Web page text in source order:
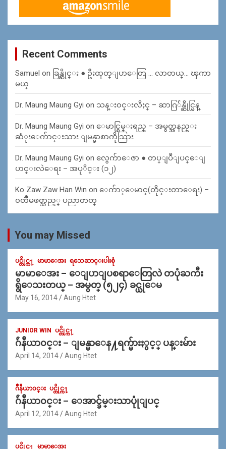
Recent Comments
Samuel on ခြန္ဆိုင္း ● ဦးထုတ္ျပာေတြ … လာတယ္… ၾကာ
မယ္
Dr. Maung Maung Gyi on သန္း၀င္းလိႈင္ – ဆာဂြ်န္ဆိုင္မြန္
Dr. Maung Maung Gyi on ေမာင္စြမ္းရည္ – အမွတ္အနည္း
ဆံုးေက်ာင္းသား ျမန္မာစာကိုသြား
Dr. Maung Maung Gyi on လွေက်ာေဇာ ● တပ္ျပဳျပင္ေျ
ပာင္းလဲေရး – အပုိင္း (၁၂)
Ko Zaw Zaw Han Win on ေက်ာ္ေမာင္(တိုင္းတာေရး) –
၀တၳဳမဖတ္သည့္ ပညာတတ္
You may Missed
ပင္တိုင္က႑ မာမာေအး ရသေဆာင္းပါးစုံ
မာမာေအး – ေျပာျပစရာေတြလဲ တပုံႀကီး
ရွိေသးတယ္ – အမွတ္ (၅၂၄) ခင္ယုေမ
May 16, 2014 Aung Htet
JUNIOR WIN ပင္တိုင္က႑
ဂ်ဴနီယာ၀င္း – ျမန္မာေန႔ရက္မ်ားႏွင့္ ပန္းမ်ား
April 14, 2014 Aung Htet
ဂ်ဳနီယာ၀င္း ပင္တိုင္က႑
ဂ်ဴနီယာ၀င္း – ေအာင္ခ်မ္းသာပုုံျပင္
April 12, 2014 Aung Htet
ပင္တိုင္က႑ မာမာေအး